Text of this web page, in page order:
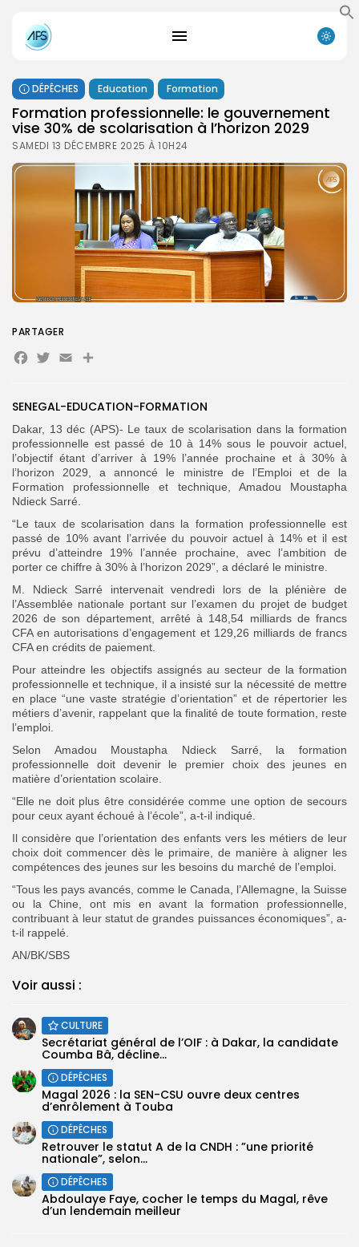
Search
for:
FR
DÉPÊCHES Education Formation
Formation professionnelle: le gouvernement
vise 30% de scolarisation à l’horizon 2029
SAMEDI 13 DÉCEMBRE 2025 À 10H24
SENEGAL-EDUCATION-FORMATION
Dakar, 13 déc (APS)- Le taux de scolarisation dans la formation
professionnelle est passé de 10 à 14% sous le pouvoir actuel,
l’objectif étant d’arriver à 19% l’année prochaine et à 30% à
l’horizon 2029, a annoncé le ministre de l’Emploi et de la
Formation professionnelle et technique, Amadou Moustapha
Ndieck Sarré.
“Le taux de scolarisation dans la formation professionnelle est
passé de 10% avant l’arrivée du pouvoir actuel à 14% et il est
prévu d’atteindre 19% l’année prochaine, avec l’ambition de
porter ce chiffre à 30% à l’horizon 2029”, a déclaré le ministre.
M. Ndieck Sarré intervenait vendredi lors de la plénière de
l’Assemblée nationale portant sur l’examen du projet de budget
2026 de son département, arrêté à 148,54 milliards de francs
CFA en autorisations d’engagement et 129,26 milliards de francs
CFA en crédits de paiement.
Pour atteindre les objectifs assignés au secteur de la formation
professionnelle et technique, il a insisté sur la nécessité de mettre
en place “une vaste stratégie d’orientation” et de répertorier les
métiers d’avenir, rappelant que la finalité de toute formation, reste
l’emploi.
Selon Amadou Moustapha Ndieck Sarré, la formation
professionnelle doit devenir le premier choix des jeunes en
matière d’orientation scolaire.
“Elle ne doit plus être considérée comme une option de secours
pour ceux ayant échoué à l’école”, a-t-il indiqué.
Il considère que l’orientation des enfants vers les métiers de leur
choix doit commencer dès le primaire, de manière à aligner les
compétences des jeunes sur les besoins du marché de l’emploi.
“Tous les pays avancés, comme le Canada, l’Allemagne, la Suisse
ou la Chine, ont mis en avant la formation professionnelle,
contribuant à leur statut de grandes puissances économiques”, a-
t-il rappelé.
AN/BK/SBS
Voir aussi :
CULTURE
Secrétariat général de l’OIF : à Dakar, la candidate
Coumba Bâ, décline...
DÉPÊCHES
Magal 2026 : la SEN-CSU ouvre deux centres
d’enrôlement à Touba
DÉPÊCHES
Retrouver le statut A de la CNDH : ”une priorité
nationale”, selon...
DÉPÊCHES
Abdoulaye Faye, cocher le temps du Magal, rêve
d’un lendemain meilleur
PARTAGER
Facebook
Twitter
EmailPartager